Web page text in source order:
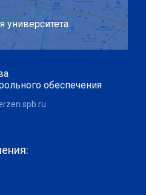
университета
обеспечения